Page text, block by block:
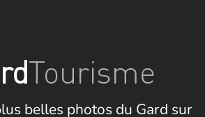
Tourisme
belles photos du Gard sur